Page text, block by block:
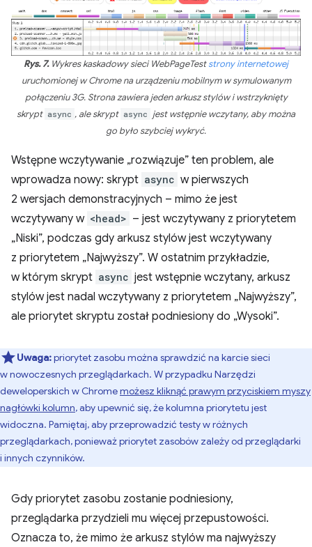
Rys. 7.Wykres kaskadowy sieci WebPageTeststrony internetowej
uruchomionej w Chrome na urządzeniu mobilnym w symulowanym
połączeniu 3G. Strona zawiera jeden arkusz stylów i wstrzyknięty
skrypt async , ale skrypt async jest wstępnie wczytany, aby można
go było szybciej wykryć.
Wstępne wczytywanie „rozwiązuje” ten problem, ale
wprowadza nowy: skrypt async w pierwszych
2 wersjach demonstracyjnych – mimo że jest
wczytywany w <head> – jest wczytywany z priorytetem
„Niski”, podczas gdy arkusz stylów jest wczytywany
z priorytetem „Najwyższy”. W ostatnim przykładzie,
w którym skrypt async jest wstępnie wczytany, arkusz
stylów jest nadal wczytywany z priorytetem „Najwyższy”,
ale priorytet skryptu został podniesiony do „Wysoki”.
Uwaga:priorytet zasobu można sprawdzić na karcie sieci
w nowoczesnych przeglądarkach. W przypadku Narzędzi
deweloperskich w Chromemożesz kliknąć prawym przyciskiem myszy
nagłówki kolumn, aby upewnić się, że kolumna priorytetu jest
widoczna. Pamiętaj, aby przeprowadzić testy w różnych
przeglądarkach, ponieważ priorytet zasobów zależy od przeglądarki
i innych czynników.
Gdy priorytet zasobu zostanie podniesiony,
przeglądarka przydzieli mu więcej przepustowości.
Oznacza to, że mimo że arkusz stylów ma najwyższy